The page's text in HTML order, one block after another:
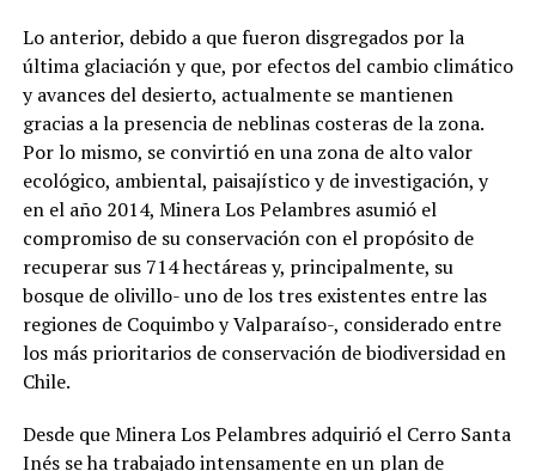
Lo anterior, debido a que fueron disgregados por la
última glaciación y que, por efectos del cambio climático
y avances del desierto, actualmente se mantienen
gracias a la presencia de neblinas costeras de la zona.
Por lo mismo, se convirtió en una zona de alto valor
ecológico, ambiental, paisajístico y de investigación, y
en el año 2014, Minera Los Pelambres asumió el
compromiso de su conservación con el propósito de
recuperar sus 714 hectáreas y, principalmente, su
bosque de olivillo- uno de los tres existentes entre las
regiones de Coquimbo y Valparaíso-, considerado entre
los más prioritarios de conservación de biodiversidad en
Chile.
Desde que Minera Los Pelambres adquirió el Cerro Santa
Inés se ha trabajado intensamente en un plan de